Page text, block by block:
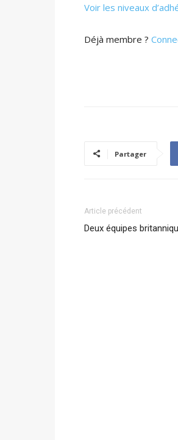
Voir les niveaux
Déjà membre ?
Partager
Article précédent
Deux équipes